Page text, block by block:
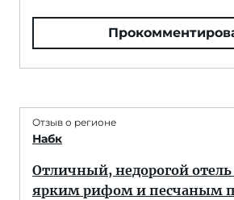
Отзыв о регионе
Набк
Отличный, недорогой
ярким рифом и песчаным